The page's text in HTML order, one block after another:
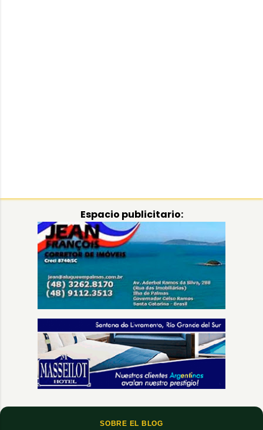
Espacio publicitario:
SOBRE EL BLOG